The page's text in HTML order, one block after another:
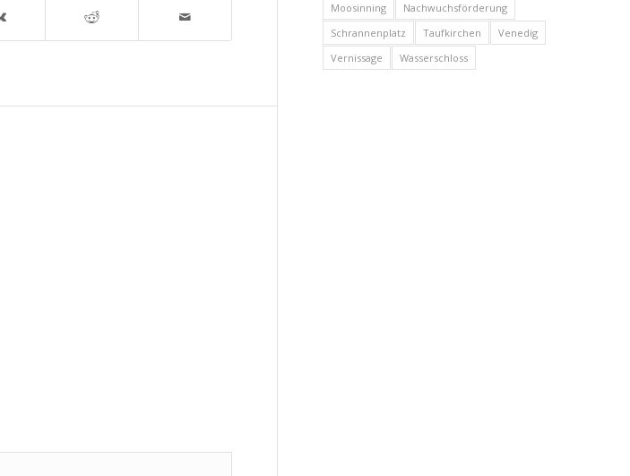
Moosinning
Nachwuchsförderung
Schrannenplatz
Taufkirchen
Venedig
Vernissage
Wasserschloss